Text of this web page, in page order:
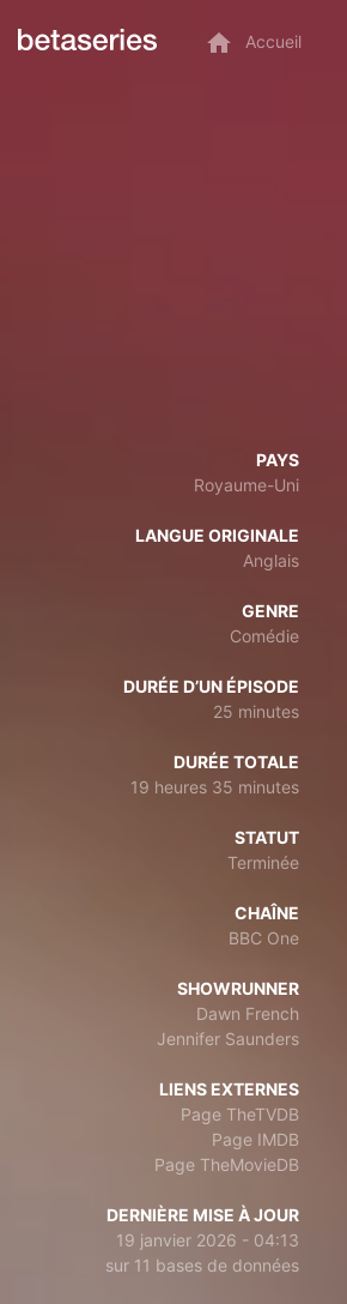
Accueil
PAYS
Royaume-Uni
LANGUE ORIGINALE
Anglais
GENRE
Comédie
DURÉE D’UN ÉPISODE
25 minutes
DURÉE TOTALE
19 heures 35 minutes
STATUT
Terminée
CHAÎNE
BBC One
SHOWRUNNER
Dawn French
Jennifer Saunders
LIENS EXTERNES
Page TheTVDB
Page IMDB
Page TheMovieDB
DERNIÈRE MISE À JOUR
19 janvier 2026 - 04:13
sur 11 bases de données